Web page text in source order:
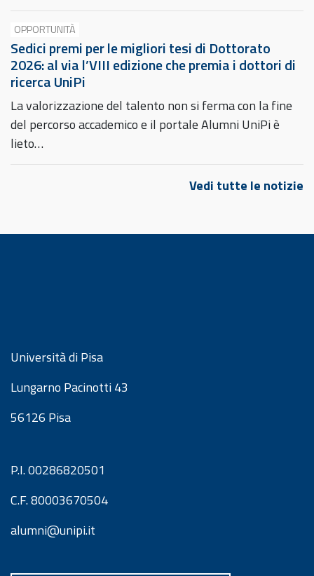
OPPORTUNITÀ
Sedici premi per le migliori tesi di Dottorato
2026: al via l’VIII edizione che premia i dottori di
ricerca UniPi
La valorizzazione del talento non si ferma con la fine
del percorso accademico e il portale Alumni UniPi è
lieto…
Vedi tutte le notizie
Università di Pisa
Lungarno Pacinotti 43
56126 Pisa
P.I. 00286820501
C.F. 80003670504
alumni@unipi.it